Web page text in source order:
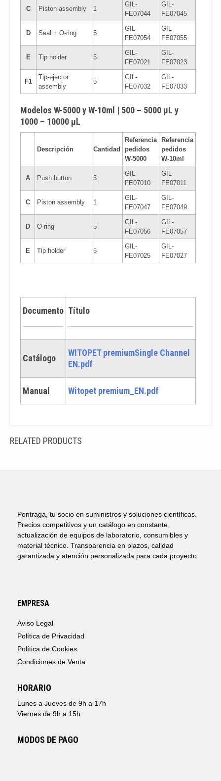
C Piston assembly 1
GIL-
FE07044
GIL-
FE07045
D Seal + O-ring 5
GIL-
FE07054
GIL-
FE07055
E Tip holder 5
GIL-
FE07021
GIL-
FE07023
F1
Tip-ejector
assembly
5
GIL-
FE07032
GIL-
FE07033
Modelos W-5000 y W-10ml | 500 – 5000 μL y
1000 – 10000 μL
Descripción Cantidad
Referencia
pedidos
W-5000
Referencia
pedidos
W-10ml
A Push button 5
GIL-
FE07010
GIL-
FE07011
C Piston assembly 1
GIL-
FE07047
GIL-
FE07049
D O-ring 5
GIL-
FE07056
GIL-
FE07057
E Tip holder 5
GIL-
FE07025
GIL-
FE07027
Documento Título
Catálogo
WITOPET premiumSingle Channel
EN.pdf
Manual Witopet premium_EN.pdf
RELATED PRODUCTS
Pontraga, tu socio en suministros y soluciones científicas.
Precios competitivos y un catálogo en constante
actualización de equipos de laboratorio, consumibles y
material técnico. Transparencia en plazos, calidad
garantizada y atención personalizada para cada proyecto
EMPRESA
Aviso Legal
Política de Privacidad
Política de Cookies
Condiciones de Venta
HORARIO
Lunes a Jueves de 9h a 17h
Viernes de 9h a 15h
MODOS DE PAGO